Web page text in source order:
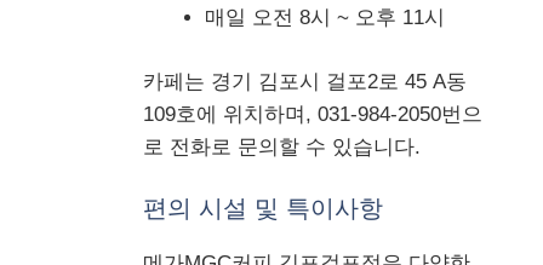
매일 오전 8시 ~ 오후 11시
카페는 경기 김포시 걸포2로 45 A동
109호에 위치하며, 031-984-2050번으
로 전화로 문의할 수 있습니다.
편의 시설 및 특이사항